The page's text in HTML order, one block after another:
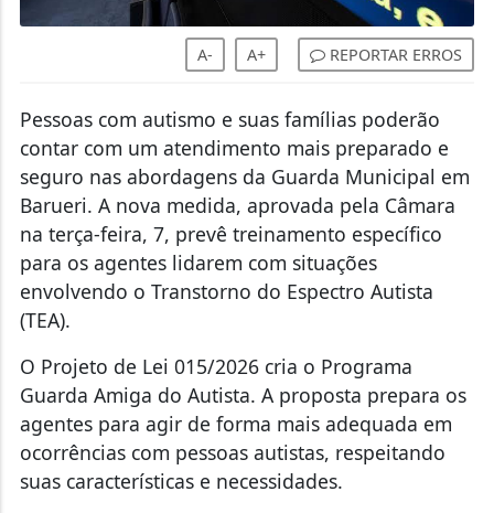
A- A+ REPORTAR ERROS
Pessoas com autismo e suas famílias poderão
contar com um atendimento mais preparado e
seguro nas abordagens da Guarda Municipal em
Barueri. A nova medida, aprovada pela Câmara
na terça-feira, 7, prevê treinamento específico
para os agentes lidarem com situações
envolvendo o Transtorno do Espectro Autista
(TEA).
O Projeto de Lei 015/2026 cria o Programa
Guarda Amiga do Autista. A proposta prepara os
agentes para agir de forma mais adequada em
ocorrências com pessoas autistas, respeitando
suas características e necessidades.